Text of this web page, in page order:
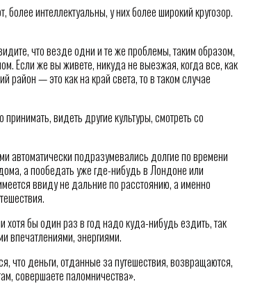
интеллектуальны, у них более широкий кругозор.
что везде одни и те же проблемы, таким образом,
Если же вы живете, никуда не выезжая, когда все, как
район — это как на край света, то в таком случае
видеть другие культуры, смотреть со
автоматически подразумевались долгие по времени
а пообедать уже где-нибудь в Лондоне или
ввиду не дальние по расстоянию, а именно
бы один раз в год надо куда-нибудь ездить, так
впечатлениями, энергиями.
что деньги, отданные за путешествия, возвращаются,
совершаете паломничества».